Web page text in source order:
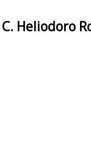
Heliodoro